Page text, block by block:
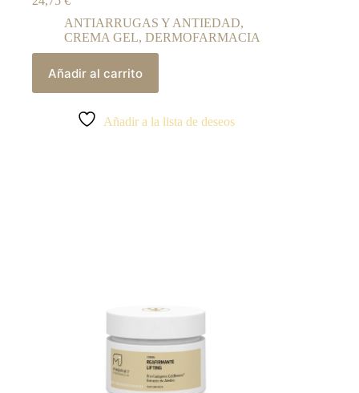
ANTIARRUGAS Y ANTIEDAD,
CREMA GEL, DERMOFARMACIA
Añadir al carrito
Añadir a la lista de deseos